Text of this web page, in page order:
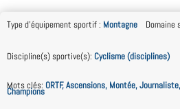
Type d'équipement sportif : Montagne Domaine
Discipline(s) sportive(s): Cyclisme (disciplines)
Mots clés: ORTF, Ascensions, Montée,
Champions